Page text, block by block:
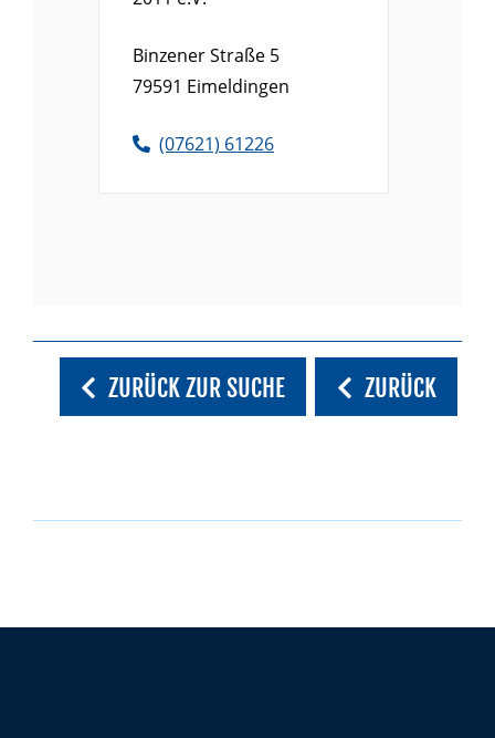
Binzener Straße 5
79591 Eimeldingen
(07621) 61226
ZURÜCK ZUR SUCHE ZURÜCK